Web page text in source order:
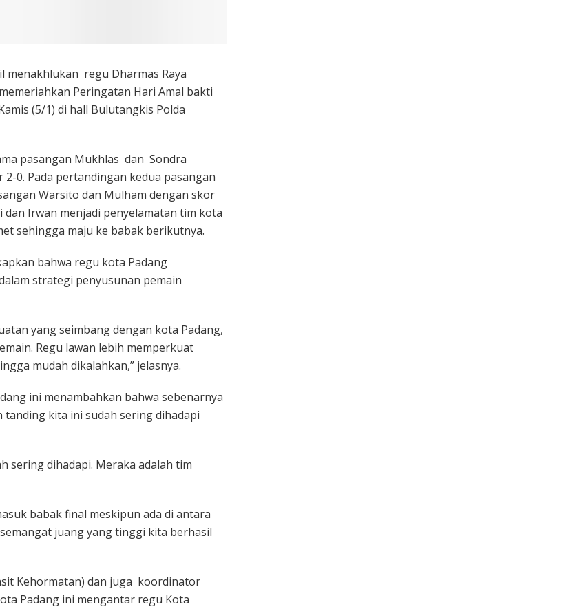
menakhlukan regu Dharmas Raya
Peringatan Hari Amal bakti
(5/1) di hall Bulutangkis Polda
pasangan Mukhlas dan Sondra
0. Pada pertandingan kedua pasangan
Warsito dan Mulham dengan skor
Irwan menjadi penyelamatan tim kota
sehingga maju ke babak berikutnya.
bahwa regu kota Padang
strategi penyusunan pemain
yang seimbang dengan kota Padang,
Regu lawan lebih memperkuat
mudah dikalahkan,” jelasnya.
ini menambahkan bahwa sebenarnya
kita ini sudah sering dihadapi
sering dihadapi. Meraka adalah tim
babak final meskipun ada di antara
juang yang tinggi kita berhasil
Kehormatan) dan juga koordinator
Padang ini mengantar regu Kota